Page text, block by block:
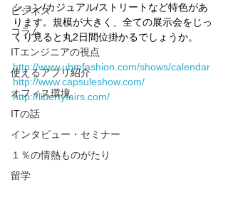
ビジネス
コラム
ITエンジニアの視点
使えるアプリ紹介
オフィス環境
ITの話
インタビュー・セミナー
１％の情熱ものがたり
留学
ション/カジュアル/ストリートなど特色があ
ります。規模が大きく、全ての展示会をじっ
くり見ると丸2日間位掛かるでしょうか。
http://www.ubmfashion.com/shows/calendar
http://www.capsuleshow.com/
http://libertyfairs.com/